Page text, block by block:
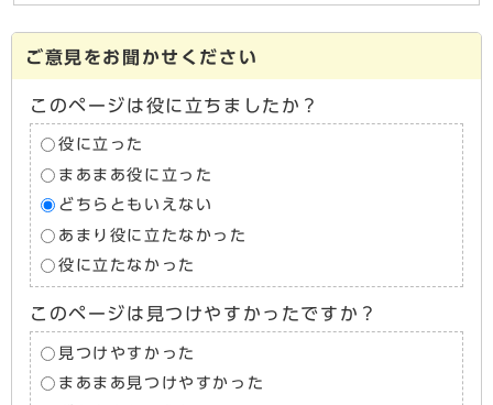
ご意見をお聞かせください
このページは役に立ちましたか？
役に立った
まあまあ役に立った
どちらともいえない
あまり役に立たなかった
役に立たなかった
このページは見つけやすかったですか？
見つけやすかった
まあまあ見つけやすかった